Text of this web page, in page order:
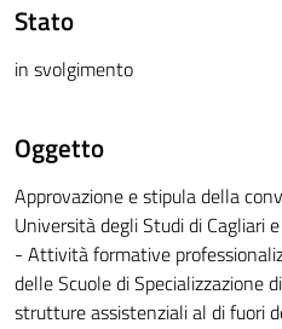
Stato
in svolgimento
Oggetto
Approvazione e stipula della
Università degli Studi di Cagliari
- Attività formative
delle Scuole di Specializzazione
strutture assistenziali al di fuori